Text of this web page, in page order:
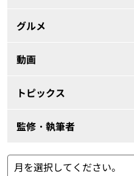
グルメ
動画
トピックス
監修・執筆者